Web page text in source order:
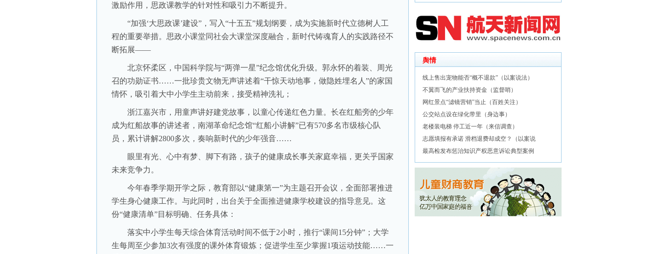
激励作用，思政课教学的针对性和吸引力不断提升。
“加强‘大思政课’建设”，写入“十五五”规划纲要，成为实施新时代立德树人工
程的重要举措。思政小课堂同社会大课堂深度融合，新时代铸魂育人的实践路径不
断拓展——
北京怀柔区，中国科学院与“两弹一星”纪念馆优化升级。郭永怀的着装、周光
召的功勋证书……一批珍贵文物无声讲述着“干惊天动地事，做隐姓埋名人”的家国
情怀，吸引着大中小学生主动前来，接受精神洗礼；
浙江嘉兴市，用童声讲好建党故事，以童心传递红色力量。长在红船旁的少年
成为红船故事的讲述者，南湖革命纪念馆“红船小讲解”已有570多名市级核心队
员，累计讲解2800多次，奏响新时代的少年强音……
眼里有光、心中有梦、脚下有路，孩子的健康成长事关家庭幸福，更关乎国家
未来竞争力。
今年春季学期开学之际，教育部以“健康第一”为主题召开会议，全面部署推进
学生身心健康工作。与此同时，出台关于全面推进健康学校建设的指导意见。这
份“健康清单”目标明确、任务具体：
落实中小学生每天综合体育活动时间不低于2小时，推行“课间15分钟”；大学
生每周至少参加3次有强度的课外体育锻炼；促进学生至少掌握1项运动技能……一
舆情
线上售出宠物能否“概不退款”（以案说法）
不翼而飞的产业扶持资金（监督哨）
网红景点“滤镜营销”当止（百姓关注）
公交站点设在绿化带里（身边事）
老楼装电梯 停工近一年（来信调查）
志愿填报有承诺 滑档退费却成空？（以案说
最高检发布惩治知识产权恶意诉讼典型案例